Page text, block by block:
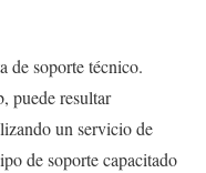
de soporte técnico.
puede resultar
un servicio de
de soporte capacitado